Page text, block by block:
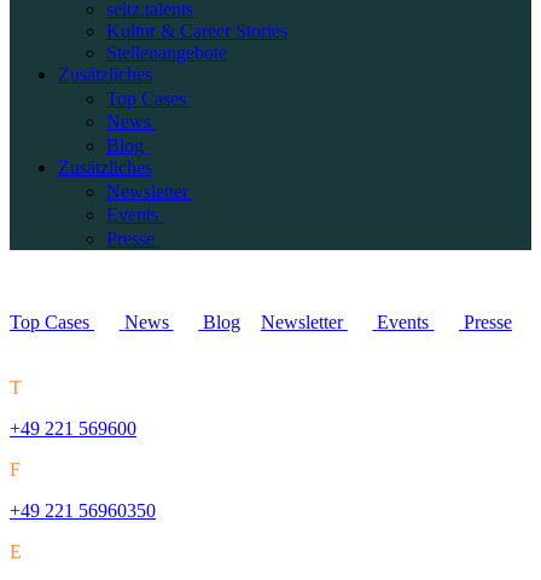
seitz.talents
Kultur & Career Stories
Stellenangebote
Zusätzliches
Top Cases
News
Blog
Zusätzliches
Newsletter
Events
Presse
Top Cases News Blog Newsletter Events Presse
T
+49 221 569600
F
+49 221 56960350
E